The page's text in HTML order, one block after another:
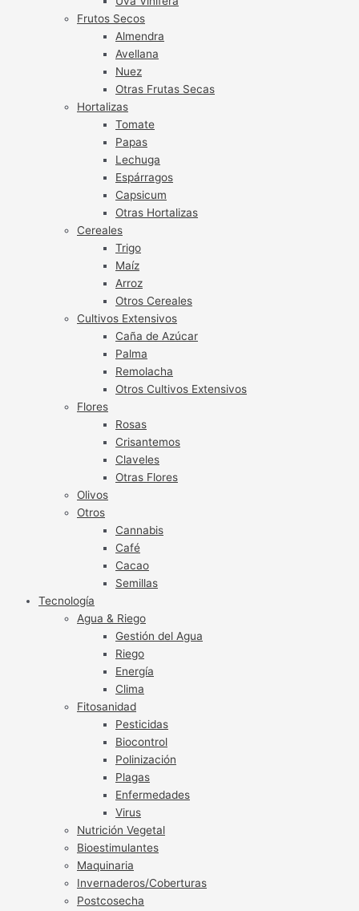
Frutos Secos
Almendra
Avellana
Nuez
Otras Frutas Secas
Hortalizas
Tomate
Papas
Lechuga
Espárragos
Capsicum
Otras Hortalizas
Cereales
Trigo
Maíz
Arroz
Otros Cereales
Cultivos Extensivos
Caña de Azúcar
Palma
Remolacha
Otros Cultivos Extensivos
Flores
Rosas
Crisantemos
Claveles
Otras Flores
Olivos
Otros
Cannabis
Café
Cacao
Semillas
Tecnología
Agua & Riego
Gestión del Agua
Riego
Energía
Clima
Fitosanidad
Pesticidas
Biocontrol
Polinización
Plagas
Enfermedades
Virus
Nutrición Vegetal
Bioestimulantes
Maquinaria
Invernaderos/Coberturas
Postcosecha